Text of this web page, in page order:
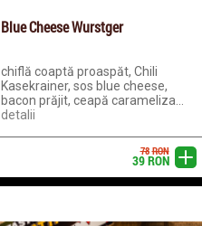
Blue Cheese Wurstger
chiflă coaptă proaspăt, Chili
Kasekrainer, sos blue cheese,
bacon prăjit, ceapă carameliza...
detalii
adaugă
39RON
78 RON